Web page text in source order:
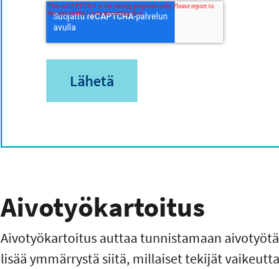
Aivotyökartoitus
Aivotyökartoitus auttaa tunnistamaan
lisää ymmärrystä siitä, millaiset tekijät